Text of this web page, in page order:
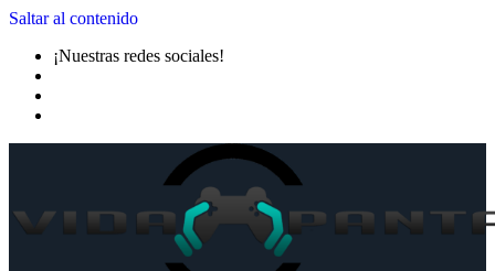
Saltar al contenido
¡Nuestras redes sociales!